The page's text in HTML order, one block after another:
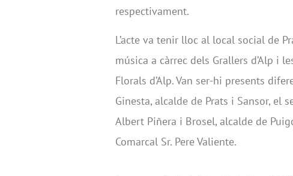
respectivament.
L’acte va tenir lloc al local social de
música a càrrec dels Grallers d’Alp i
Florals d’Alp. Van ser-hi presents
Ginesta, alcalde de Prats i Sansor, el
Albert Piñera i Brosel, alcalde de
Comarcal Sr. Pere Valiente.